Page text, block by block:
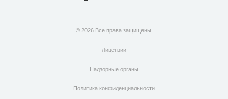
© 2026 Все права защищены.
Лицензии
Надзорные органы
Политика конфиденциальности